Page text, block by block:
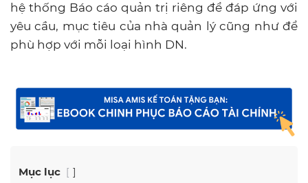
hệ thống Báo cáo quản trị riêng để đáp ứng với
yêu cầu, mục tiêu của nhà quản lý cũng như để
phù hợp với mỗi loại hình DN.
Mục lục